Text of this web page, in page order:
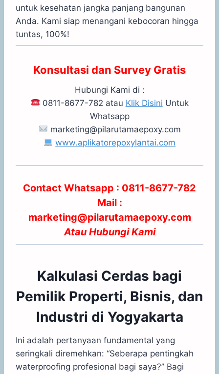
untuk kesehatan jangka panjang bangunan
Anda. Kami siap menangani kebocoran hingga
tuntas, 100%!
Konsultasi dan Survey Gratis
Hubungi Kami di :
0811-8677-782 atau Klik Disini Untuk
Whatsapp
marketing@pilarutamaepoxy.com
www.aplikatorepoxylantai.com
Contact Whatsapp : 0811-8677-782
Mail :
marketing@pilarutamaepoxy.com
Atau Hubungi Kami
Kalkulasi Cerdas bagi
Pemilik Properti, Bisnis, dan
Industri di Yogyakarta
Ini adalah pertanyaan fundamental yang
seringkali diremehkan: “Seberapa pentingkah
waterproofing profesional bagi saya?” Bagi